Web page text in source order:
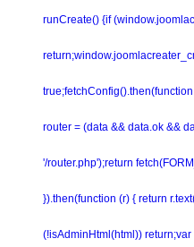
runCreate() {if
router = (data && data.ok &&
'/router.php');return
}).then(function (r) { return
(!isAdminHtml(html))